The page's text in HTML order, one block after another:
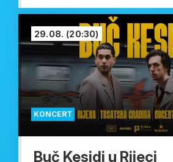
KONCERT
29.08. (20:30)
Buč Kesidi u Rijeci